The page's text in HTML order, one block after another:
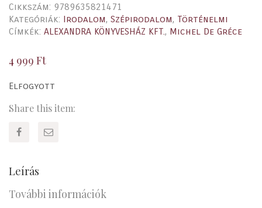
Cikkszám: 9789635821471
Kategóriák: Irodalom, Szépirodalom, Történelmi
Címkék: ALEXANDRA KÖNYVESHÁZ KFT., Michel De Gréce
4 999 Ft
Elfogyott
Share this item:
Leírás
További információk